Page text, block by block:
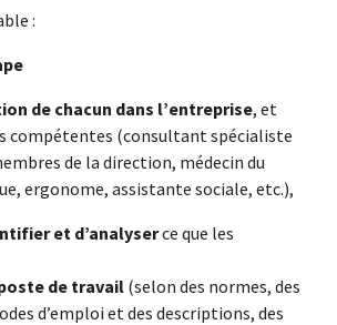
:
de chacun dans l’entreprise, et
compétentes (consultant spécialiste
de la direction, médecin du
ergonome, assistante sociale, etc.),
et d’analyserce que les
de travail (selon des normes, des
d’emploi et des descriptions, des